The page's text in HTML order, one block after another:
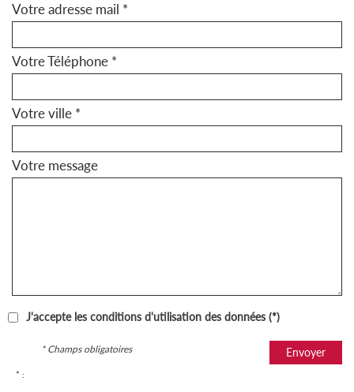
Votre adresse mail *
Votre Téléphone *
Votre ville *
Votre message
J'accepte les conditions d'utilisation des données (*)
Envoyer
* Champs obligatoires
* :